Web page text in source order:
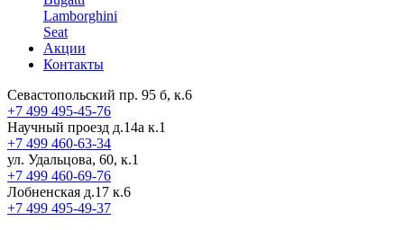
Lamborghini
Seat
Акции
Контакты
Севастопольский пр. 95 б, к.6
+7 499 495-45-76
Научный проезд д.14а к.1
+7 499 460-63-34
ул. Удальцова, 60, к.1
+7 499 460-69-76
Лобненская д.17 к.6
+7 499 495-49-37